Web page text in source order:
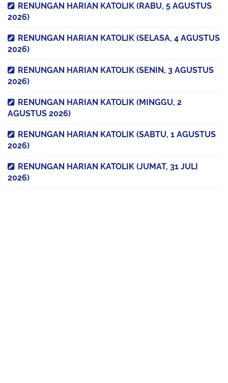
RENUNGAN HARIAN KATOLIK (RABU, 5 AGUSTUS
2026)
RENUNGAN HARIAN KATOLIK (SELASA, 4 AGUSTUS
2026)
RENUNGAN HARIAN KATOLIK (SENIN, 3 AGUSTUS
2026)
RENUNGAN HARIAN KATOLIK (MINGGU, 2
AGUSTUS 2026)
RENUNGAN HARIAN KATOLIK (SABTU, 1 AGUSTUS
2026)
RENUNGAN HARIAN KATOLIK (JUMAT, 31 JULI
2026)